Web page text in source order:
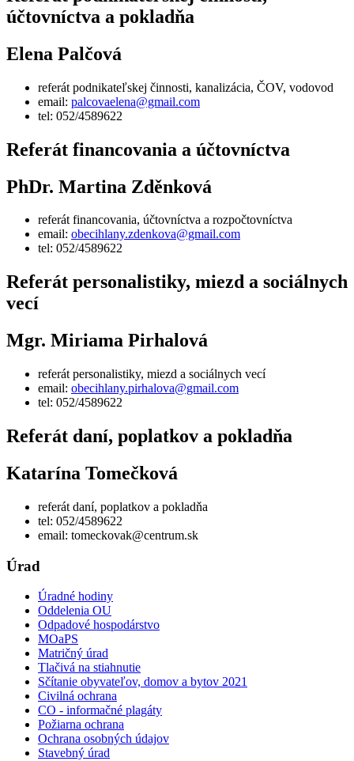
účtovníctva a pokladňa
Elena Palčová
referát podnikateľskej činnosti, kanalizácia, ČOV, vodovod
email: palcovaelena@gmail.com
tel: 052/4589622
Referát financovania a účtovníctva
PhDr. Martina Zděnková
referát financovania, účtovníctva a rozpočtovníctva
email: obecihlany.zdenkova@gmail.com
tel: 052/4589622
Referát personalistiky, miezd a sociálnych
vecí
Mgr. Miriama Pirhalová
referát personalistiky, miezd a sociálnych vecí
email: obecihlany.pirhalova@gmail.com
tel: 052/4589622
Referát daní, poplatkov a pokladňa
Katarína Tomečková
referát daní, poplatkov a pokladňa
tel: 052/4589622
email: tomeckovak@centrum.sk
Úrad
Úradné hodiny
Oddelenia OU
Odpadové hospodárstvo
MOaPS
Matričný úrad
Tlačivá na stiahnutie
Sčítanie obyvateľov, domov a bytov 2021
Civilná ochrana
CO - informačné plagáty
Požiarna ochrana
Ochrana osobných údajov
Stavebný úrad